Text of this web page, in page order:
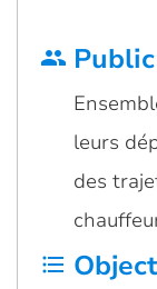
group
leurs
des
format_list_bulleted